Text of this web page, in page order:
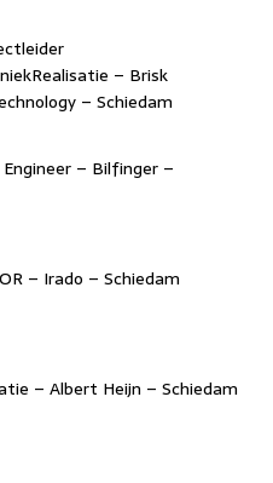
– Brisk
– Schiedam
– Bilfinger –
– Irado – Schiedam
– Albert Heijn – Schiedam